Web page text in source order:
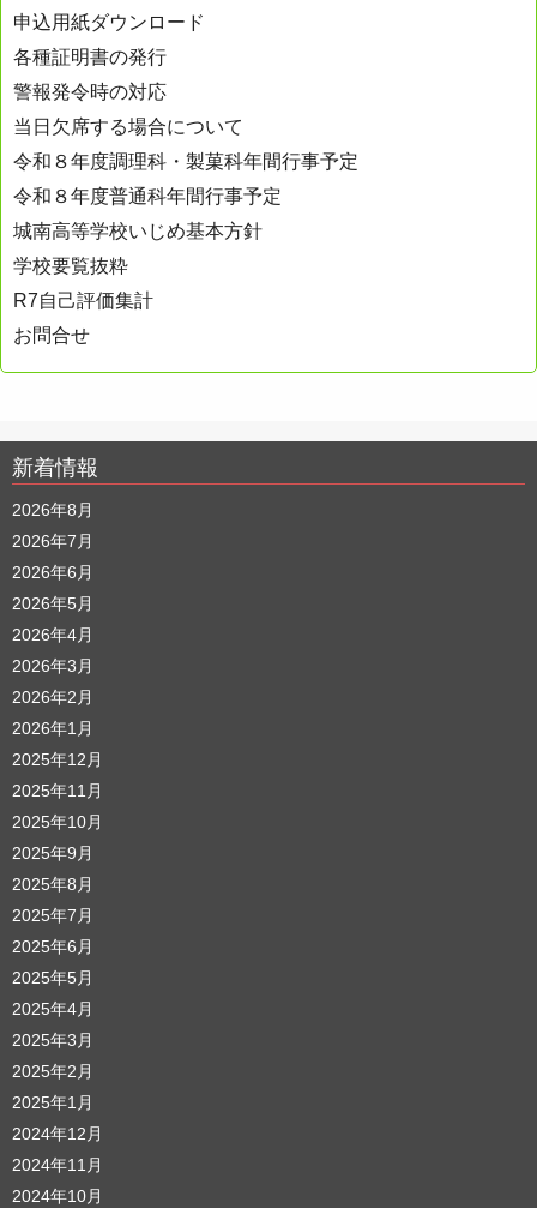
申込用紙ダウンロード
各種証明書の発行
警報発令時の対応
当日欠席する場合について
令和８年度調理科・製菓科年間行事予定
令和８年度普通科年間行事予定
城南高等学校いじめ基本方針
学校要覧抜粋
R7自己評価集計
お問合せ
新着情報
2026年8月
2026年7月
2026年6月
2026年5月
2026年4月
2026年3月
2026年2月
2026年1月
2025年12月
2025年11月
2025年10月
2025年9月
2025年8月
2025年7月
2025年6月
2025年5月
2025年4月
2025年3月
2025年2月
2025年1月
2024年12月
2024年11月
2024年10月